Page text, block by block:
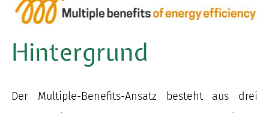
Hintergrund
Der Multiple-Benefits-Ansatz besteht aus drei